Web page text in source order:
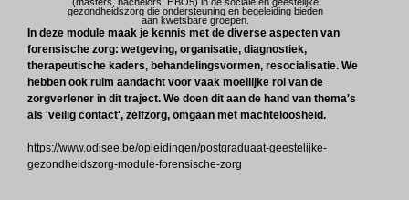
gezondheidszorg die ondersteuning en begeleiding bieden
aan kwetsbare groepen.
In deze module maak je kennis met de diverse aspecten van
forensische zorg: wetgeving, organisatie, diagnostiek,
therapeutische kaders, behandelingsvormen, resocialisatie. We
hebben ook ruim aandacht voor vaak moeilijke rol van de
zorgverlener in dit traject. We doen dit aan de hand van thema's
als 'veilig contact', zelfzorg, omgaan met machteloosheid.
https://www.odisee.be/opleidingen/postgraduaat-geestelijke-
gezondheidszorg-module-forensische-zorg